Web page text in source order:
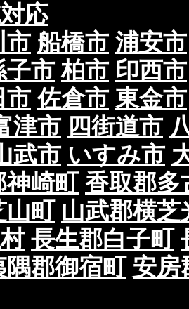
応
市 船橋市 浦安市
子市 柏市 印西市
市 佐倉市 東金市
津市 四街道市
武市 いすみ市
神崎町 香取郡多
山町 山武郡横芝
長生郡白子町
隅郡御宿町 安房